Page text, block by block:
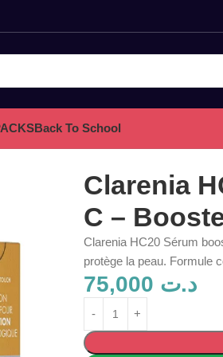
Back To School
peau
Clarenia
C –
Clarenia HC20 Sérum
protège la peau. Formule
د.ت